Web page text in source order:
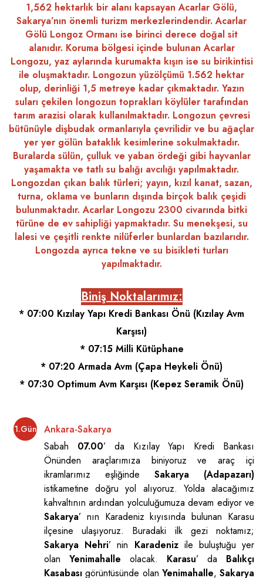
1,562 hektarlık bir alanı kapsayan Acarlar Gölü,
Sakarya’nın önemli turizm merkezlerindendir. Acarlar
Gölü Longoz Ormanı ise birinci derece doğal sit
alanıdır. Koruma bölgesi içinde bulunan Acarlar
Longozu, yaz aylarında kurumakta kışın ise su birikintisi
ile oluşmaktadır. Longozun yüzölçümü 1.562 hektar
olup, derinliği 1,5 metreye kadar çıkmaktadır. Yazın
suları çekilen longozun toprakları köylüler tarafından
tarım arazisi olarak kullanılmaktadır. Longozun çevresi
bütünüyle dişbudak ormanlarıyla çevrilidir ve bu ağaçlar
yer yer gölün bataklık kesimlerine sokulmaktadır.
Buralarda sülün, çulluk ve yaban ördeği gibi hayvanlar
yaşamakta ve tatlı su balığı avcılığı yapılmaktadır.
Longozdan çıkan balık türleri; yayın, kızıl kanat, sazan,
turna, oklama ve bunların dışında birçok balık çeşidi
bulunmaktadır. Acarlar Longozu 2300 civarında bitki
türüne de ev sahipliği yapmaktadır. Su menekşesi, su
lalesi ve çeşitli renkte nilüferler bunlardan bazılarıdır.
Longozda ayrıca tekne ve su bisikleti turları
yapılmaktadır.
Biniş Noktalarımız:
* 07:00 Kızılay Yapı Kredi Bankası Önü (Kızılay Avm
Karşısı)
* 07:15 Milli Kütüphane
* 07:20 Armada Avm (Çapa Heykeli Önü)
* 07:30 Optimum Avm Karşısı (Kepez Seramik Önü)
1.Gün
Ankara-Sakarya
Sabah 07.00’ da Kızılay Yapı Kredi Bankası
Önünden araçlarımıza biniyoruz ve araç içi
ikramlarımız eşliğinde Sakarya (Adapazarı)
istikametine doğru yol alıyoruz. Yolda alacağımız
kahvaltının ardından yolculuğumuza devam ediyor ve
Sakarya’ nın Karadeniz kıyısında bulunan Karasu
ilçesine ulaşıyoruz. Buradaki ilk gezi noktamız;
Sakarya Nehri’ nin Karadenizile buluştuğu yer
olan Yenimahalle olacak. Karasu’ da Balıkçı
Kasabasıgörüntüsünde olan Yenimahalle, Sakarya